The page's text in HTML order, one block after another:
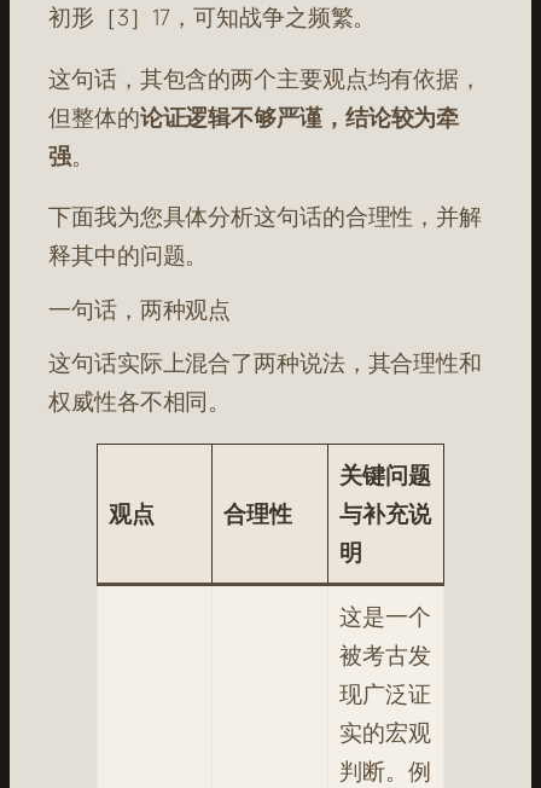
初形［3］17，可知战争之频繁。
这句话，其包含的两个主要观点均有依据，
但整体的论证逻辑不够严谨，结论较为牵
强。
下面我为您具体分析这句话的合理性，并解
释其中的问题。
一句话，两种观点
这句话实际上混合了两种说法，其合理性和
权威性各不相同。
观点 合理性
关键问题
与补充说
明
这是一个
被考古发
现广泛证
实的宏观
判断。例